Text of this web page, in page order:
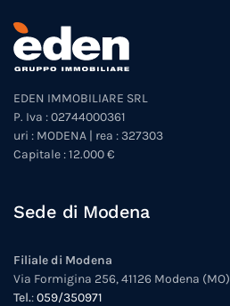
EDEN IMMOBILIARE SRL
P. Iva : 02744000361
uri : MODENA | rea : 327303
Capitale : 12.000 €
Sede di Modena
Filiale di Modena
Via Formigina 256, 41126 Modena (MO)
Tel.:059/350971